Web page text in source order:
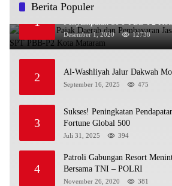
Berita Populer
1
Sosialisasi Pajak Daerah dan
Penyampaian SPT PBB-P2
Desember 1, 2020 12738
2 Al-Washliyah Jalur Dakwah
September 16, 2025 475
3
Sukses! Peningkatan
Fortune Global 500
Juli 31, 2025 394
4
Patroli Gabungan Resort
Bersama TNI – POLRI
November 26, 2020 381